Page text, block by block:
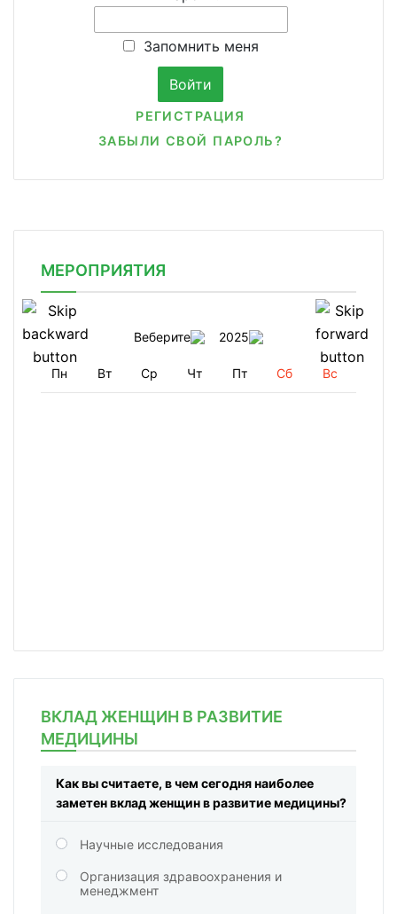
Запомнить меня
РЕГИСТРАЦИЯ
ЗАБЫЛИ СВОЙ ПАРОЛЬ?
МЕРОПРИЯТИЯ
Веберите 2025
Пн Вт Ср Чт Пт Сб Вс
ВКЛАД ЖЕНЩИН В РАЗВИТИЕ
МЕДИЦИНЫ
Как вы считаете, в чем сегодня наиболее
заметен вклад женщин в развитие медицины?
Научные исследования
Организация здравоохранения и
менеджмент